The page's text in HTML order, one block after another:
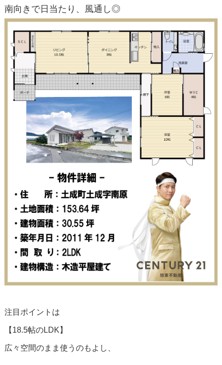
南向きで日当たり、風通し◎
注目ポイントは
【18.5帖のLDK】
広々空間のまま使うのもよし、